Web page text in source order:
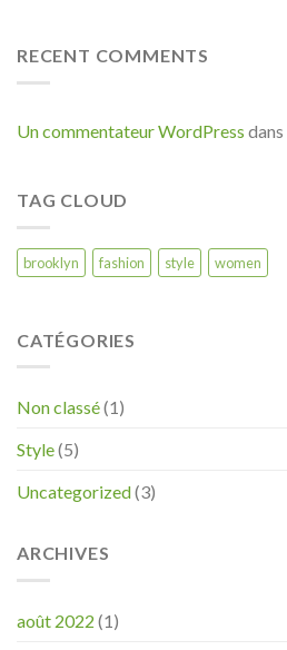
Blog
RECENT COMMENTS
Un commentateur WordPress dans
TAG CLOUD
brooklyn fashion style women
CATÉGORIES
Non classé(1)
Style(5)
Uncategorized(3)
ARCHIVES
août 2022 (1)